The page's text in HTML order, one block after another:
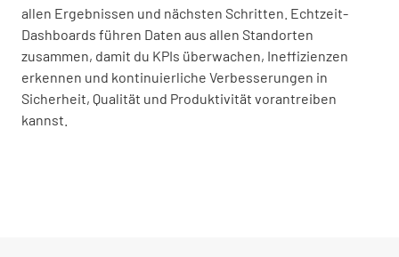
allen Ergebnissen und nächsten Schritten. Echtzeit-
Dashboards führen Daten aus allen Standorten
zusammen, damit du KPIs überwachen, Ineffizienzen
erkennen und kontinuierliche Verbesserungen in
Sicherheit, Qualität und Produktivität vorantreiben
kannst.